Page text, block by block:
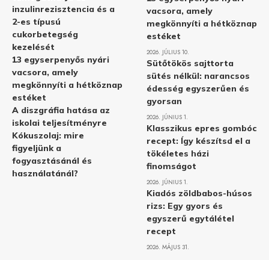
inzulinrezisztencia és a
2-es típusú
cukorbetegség
kezelését
13 egyserpenyős nyári
vacsora, amely
megkönnyíti a hétköznap
estéket
A diszgráfia hatása az
iskolai teljesítményre
Kókuszolaj: mire
figyeljünk a
fogyasztásánál és
használatánál?
vacsora, amely
megkönnyíti a hétköznap
estéket
2026. JÚLIUS 10.
Sütőtökös sajttorta
sütés nélkül: narancsos
édesség egyszerűen és
gyorsan
2026. JÚNIUS 1.
Klasszikus epres gombóc
recept: Így készítsd el a
tökéletes házi
finomságot
2026. JÚNIUS 1.
Kiadós zöldbabos-húsos
rizs: Egy gyors és
egyszerű egytálétel
recept
2026. MÁJUS 31.